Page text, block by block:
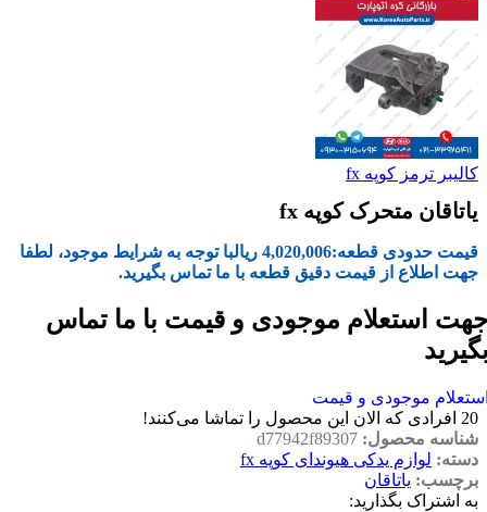
کالیبر ترمز کوپه fx
یاتاقان متحرک کوپه fx
قیمت حدودی قطعه:4,020,006 ریالبا توجه به شرایط موجود، لطفا
جهت اطلاع از قیمت دقیق قطعه با ما تماس بگیرید.
استعلام موجودی و قیمت با ما تماس
موجودی و قیمت
20 افرادی که الان این محصول را تماشا می‌کنند!
شناسه محصول: d77942f89307
دسته: لوازم یدکی هیوندای کوپه fx
برچسب: یاتاقان
به اشتراک بگذارید: